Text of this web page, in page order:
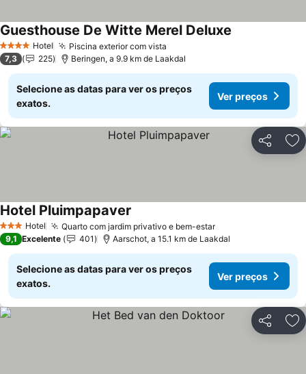
4 EstrelasHotel Piscina exterior com vista
Guesthouse De Witte Merel Deluxe
7,3 225 Beringen, a 9.9 km de Laakdal
Selecione as datas para ver os preços
exatos.
Ver preços
Partilhar
3 EstrelasHotel Quarto com jardim privativo e bem-estarVer preços
Hotel Pluimpapaver
9,1 Excelente 401 Aarschot, a 15.1 km de Laakdal
Selecione as datas para ver os preços
exatos.
Ver preços
Partilhar